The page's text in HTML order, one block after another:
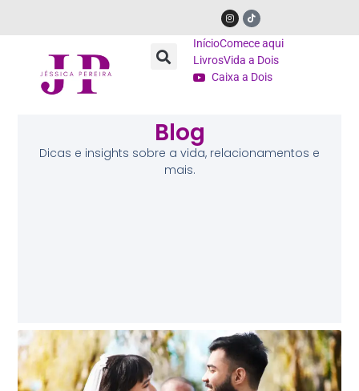
InícioComece aqui
LivrosVida a Dois
Caixa a Dois
Blog
Dicas e insights sobre a vida, relacionamentos e
mais.